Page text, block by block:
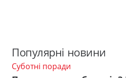
Популярні новини
Суботні поради